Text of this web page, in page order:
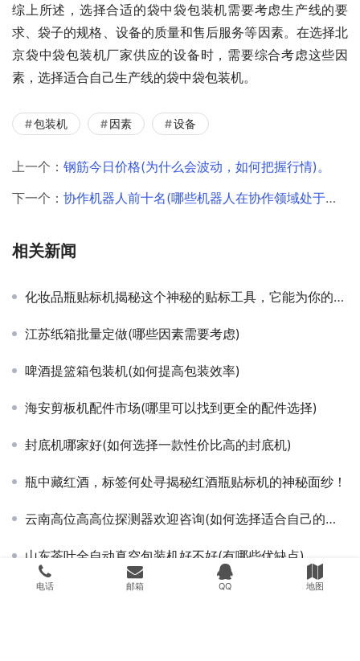
综上所述，选择合适的袋中袋包装机需要考虑生产线的要
求、袋子的规格、设备的质量和售后服务等因素。在选择北
京袋中袋包装机厂家供应的设备时，需要综合考虑这些因
素，选择适合自己生产线的袋中袋包装机。
包装机 因素 设备
上一个： 钢筋今日价格(为什么会波动，如何把握行情)。
下一个： 协作机器人前十名(哪些机器人在协作领域处于领先地位)
相关新闻
化妆品瓶贴标机揭秘这个神秘的贴标工具，它能为你的化妆品带来什么惊喜
江苏纸箱批量定做(哪些因素需要考虑)
啤酒提篮箱包装机(如何提高包装效率)
海安剪板机配件市场(哪里可以找到更全的配件选择)
封底机哪家好(如何选择一款性价比高的封底机)
瓶中藏红酒，标签何处寻揭秘红酒瓶贴标机的神秘面纱！
云南高位高高位探测器欢迎咨询(如何选择适合自己的探测器)
山东茶叶全自动真空包装机好不好(有哪些优缺点)
热收缩包装机接电(应该如何正确操作)
电话 邮箱 QQ 地图